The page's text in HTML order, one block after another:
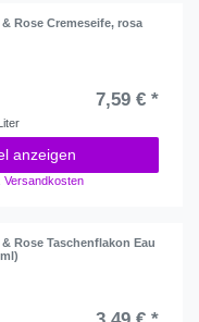
Rose Cremeseife, rosa
7,59 € *
anzeigen
Versandkosten
Rose Taschenflakon Eau